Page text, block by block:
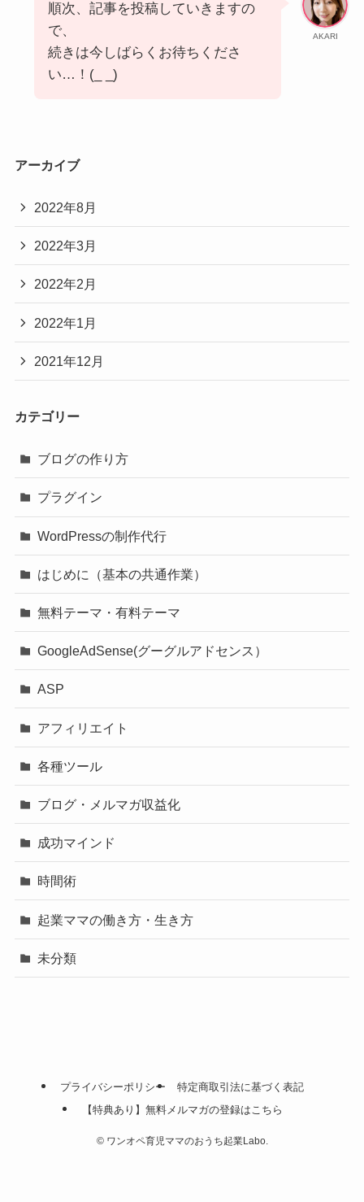
AKARI
順次、記事を投稿していきますの
で、
続きは今しばらくお待ちくださ
い…！(_ _)
アーカイブ
2022年8月
2022年3月
2022年2月
2022年1月
2021年12月
カテゴリー
ブログの作り方
プラグイン
WordPressの制作代行
はじめに（基本の共通作業）
無料テーマ・有料テーマ
GoogleAdSense(グーグルアドセンス）
ASP
アフィリエイト
各種ツール
ブログ・メルマガ収益化
成功マインド
時間術
起業ママの働き方・生き方
未分類
プライバシーポリシー
特定商取引法に基づく表記
【特典あり】無料メルマガの登録はこちら
©ワンオペ育児ママのおうち起業Labo.